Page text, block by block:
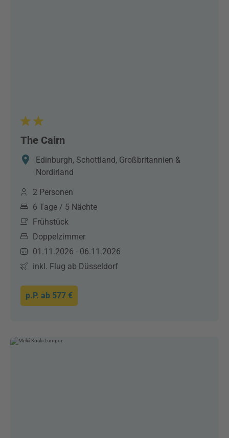
The Cairn
Edinburgh, Schottland, Großbritannien &
Nordirland
2 Personen
6 Tage / 5 Nächte
Frühstück
Doppelzimmer
01.11.2026 - 06.11.2026
inkl. Flug ab Düsseldorf
p.P. ab 577 €